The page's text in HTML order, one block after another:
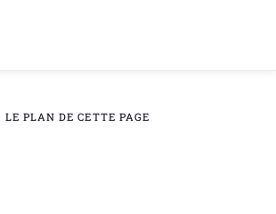
LE PLAN DE CETTE PAGE